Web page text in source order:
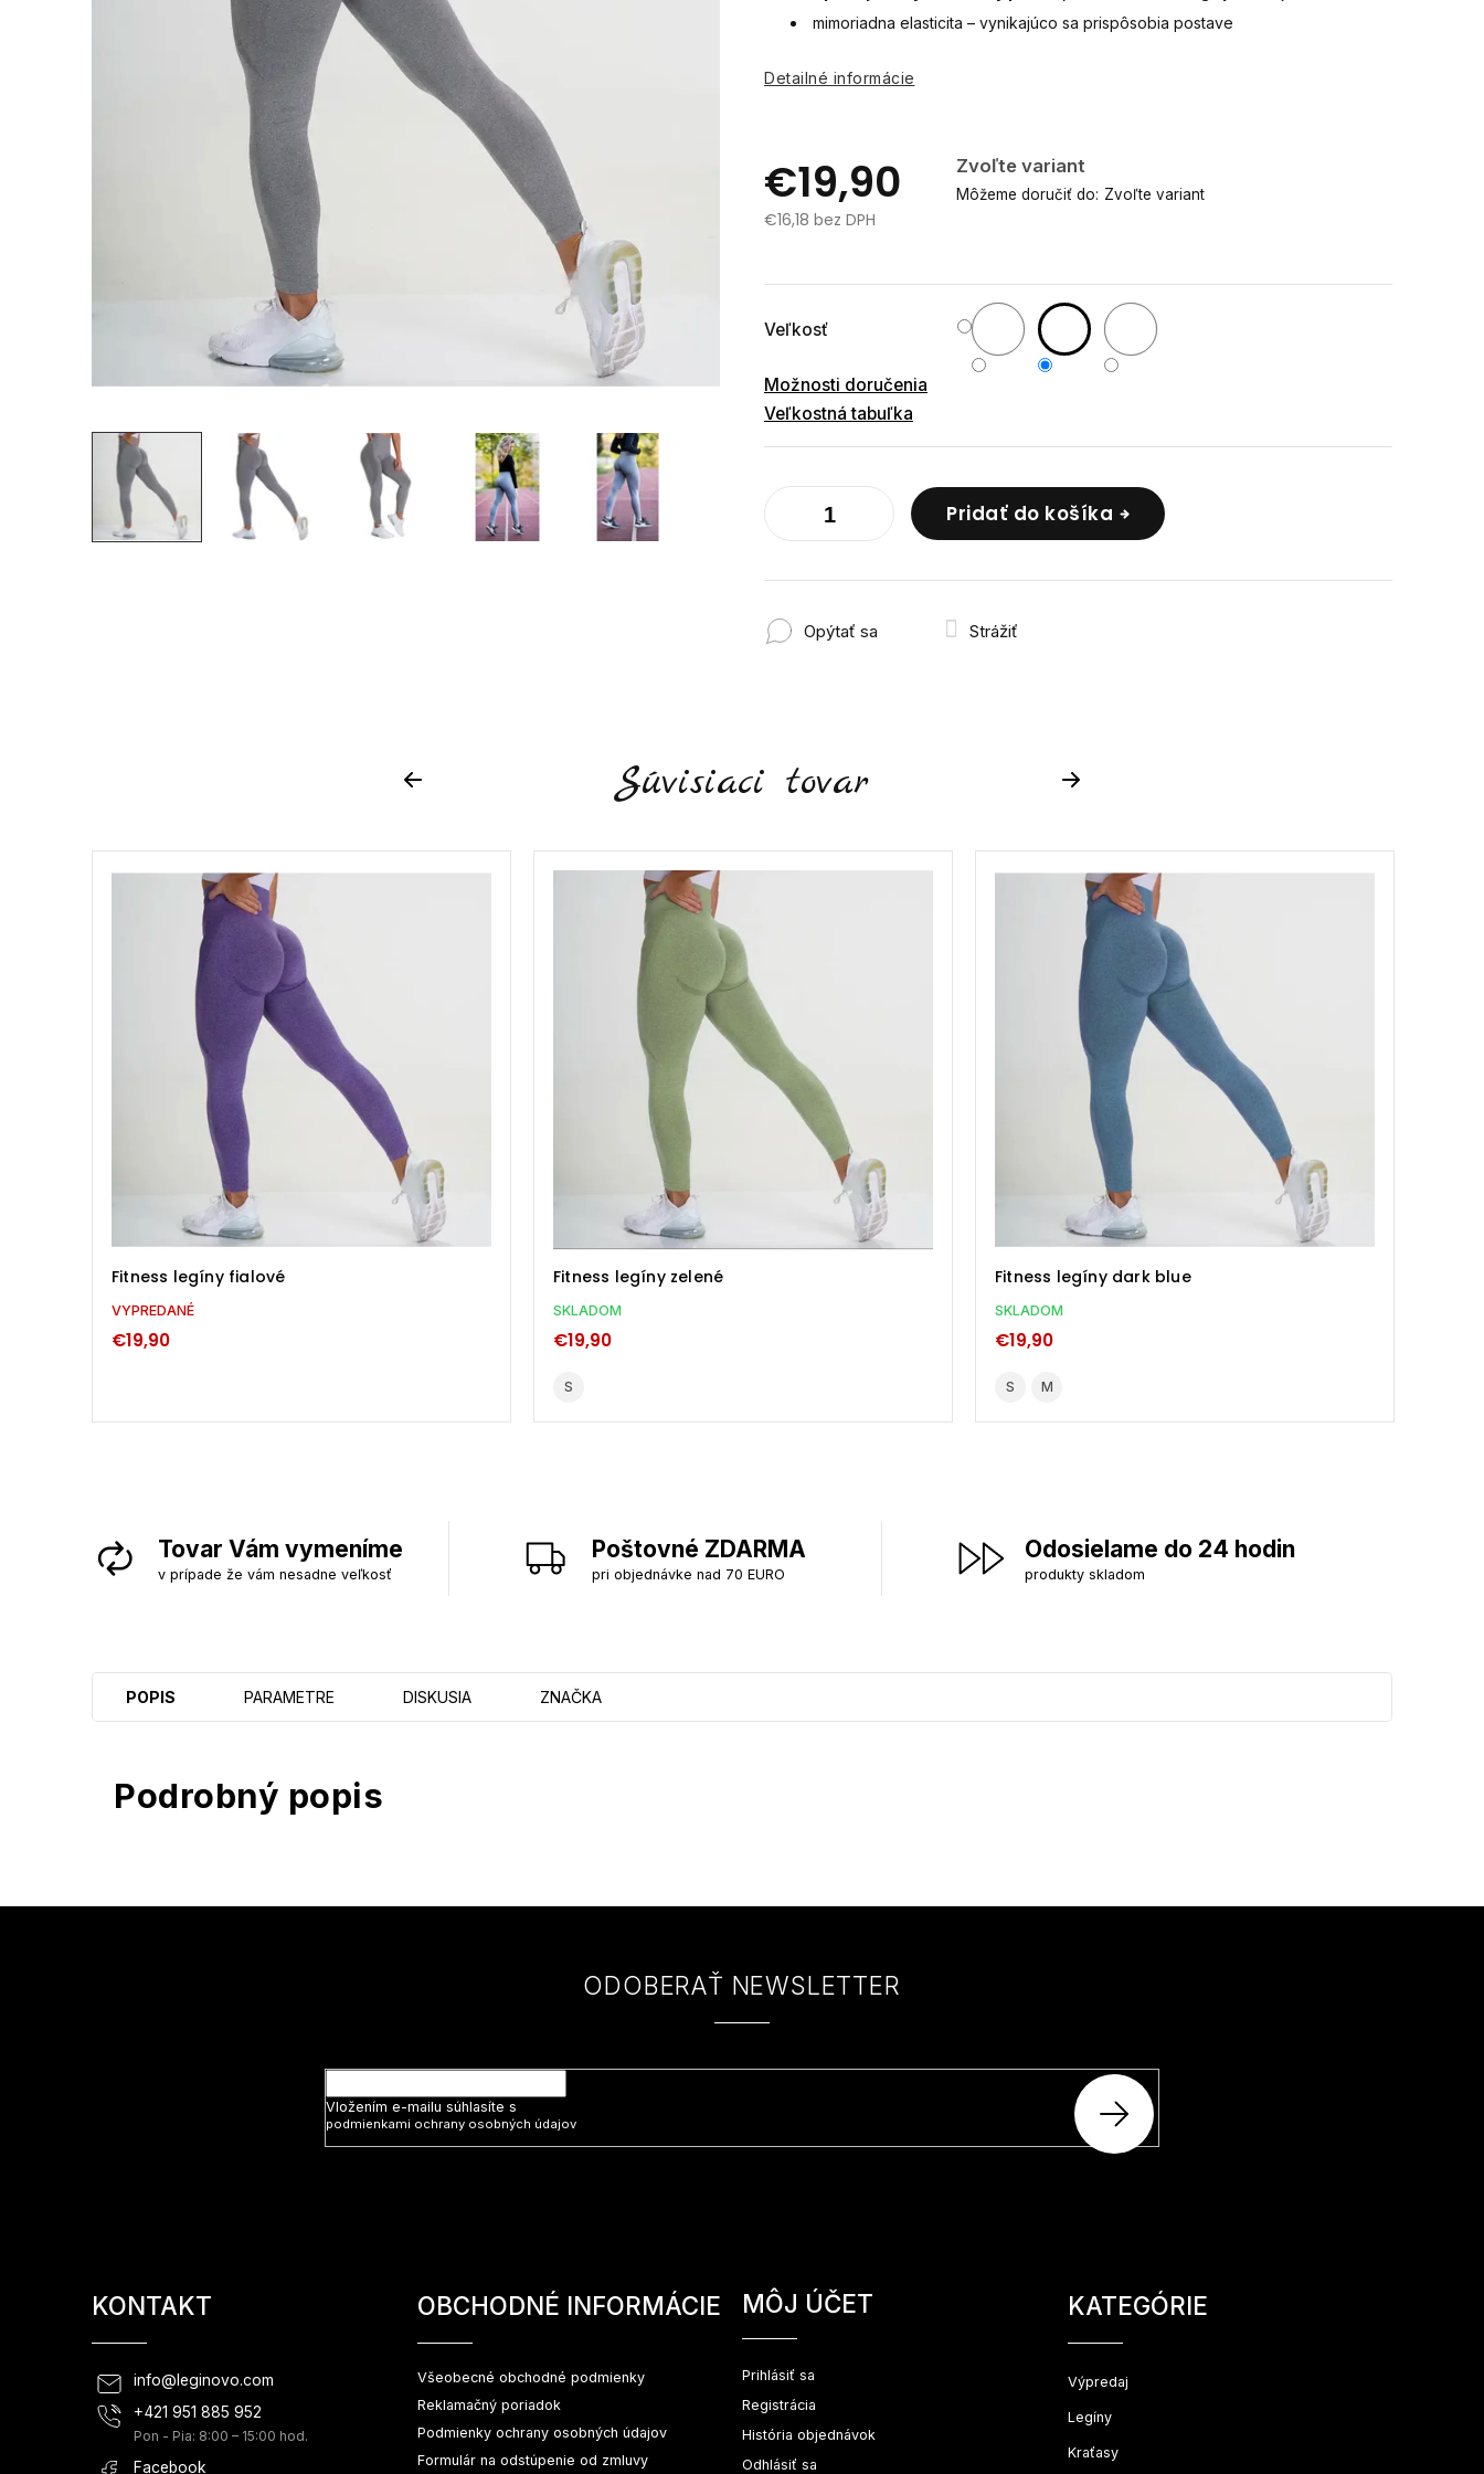
€19,90 Zvoľte variant
Môžeme doručiť do: Zvoľte variant
€16,18 bez DPH
Veľkosť
Možnosti doručenia
Veľkostná tabuľka
Pridať do košíka
mimoriadna elasticita – vynikajúco sa prispôsobia postave
Detailné informácie
Opýtať sa Strážiť
Súvisiaci tovar
Previous
Fitness legíny fialové
VYPREDANÉ
€19,90
Fitness legíny zelené
SKLADOM
€19,90
S
Fitness legíny dark blue
SKLADOM
€19,90
S M
Next
Tovar Vám vymeníme
v prípade že vám nesadne veľkosť
Poštovné ZDARMA
pri objednávke nad 70 EURO
Odosielame do 24 hodin
produkty skladom
POPIS PARAMETRE DISKUSIA ZNAČKA
Podrobný popis
ODOBERAŤ NEWSLETTER
Vložením e-mailu súhlasíte s
podmienkami ochrany osobných údajov
PRIHLÁSIŤ
SA
KONTAKT
info@ leginovo.com
+421 951 885 952
Pon - Pia: 8:00 – 15:00 hod.
Facebook
OBCHODNÉ INFORMÁCIE
Všeobecné obchodné podmienky
Reklamačný poriadok
Podmienky ochrany osobných údajov
Formulár na odstúpenie od zmluvy
MÔJ ÚČET
Prihlásiť sa
Registrácia
História objednávok
Odhlásiť sa
kategórie
KATEGÓRIE
Výpredaj
Legíny
Kraťasy